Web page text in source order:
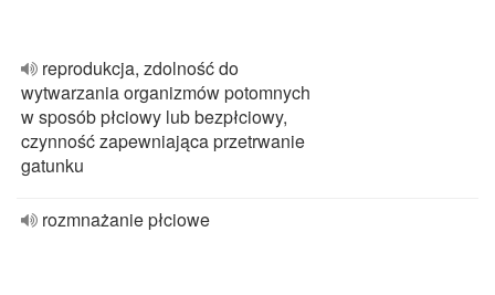
reprodukcja, zdolność do
wytwarzania organizmów potomnych
w sposób płciowy lub bezpłciowy,
czynność zapewniająca przetrwanie
gatunku
rozmnażanie płciowe